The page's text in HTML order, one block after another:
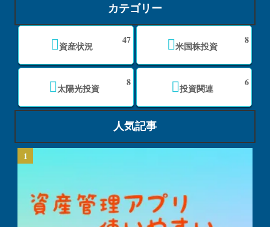
カテゴリー
資産状況
47
米国株投資
8
太陽光投資
8
投資関連
6
人気記事